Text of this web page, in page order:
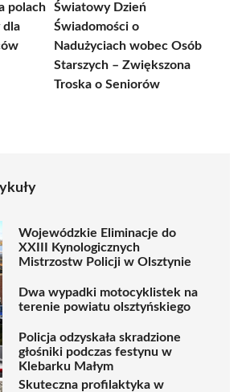
polach
dla
Światowy Dzień
Świadomości o
Nadużyciach wobec Osób
Starszych – Zwiększona
Troska o Seniorów
Wojewódzkie Eliminacje do
XXIII Kynologicznych
Mistrzostw Policji w Olsztynie
Dwa wypadki motocyklistek na
terenie powiatu olsztyńskiego
Policja odzyskała skradzione
głośniki podczas festynu w
Klebarku Małym
Skuteczna profilaktyka w